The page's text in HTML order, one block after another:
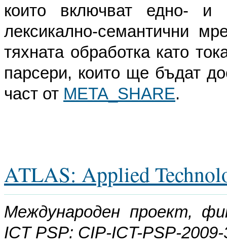
които включват едно- и
лексикално-семантични
тяхната обработка като
парсери, които ще бъдат
част от META_SHARE.
ATLAS: Applied
Международен проект,
ICT PSP: CIP-ICT-PSP-2009-